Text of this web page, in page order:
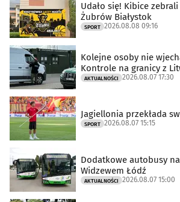
Udało się! Kibice
Żubrów Białystok
SPORT 2026.08.08 09:16
Kolejne osoby nie
Kontrole na granicy z
AKTUALNOŚCI 2026.08.07 17:30
Jagiellonia przekłada
SPORT 2026.08.07 15:15
Dodatkowe autobusy
Widzewem Łódź
AKTUALNOŚCI 2026.08.07 15:00